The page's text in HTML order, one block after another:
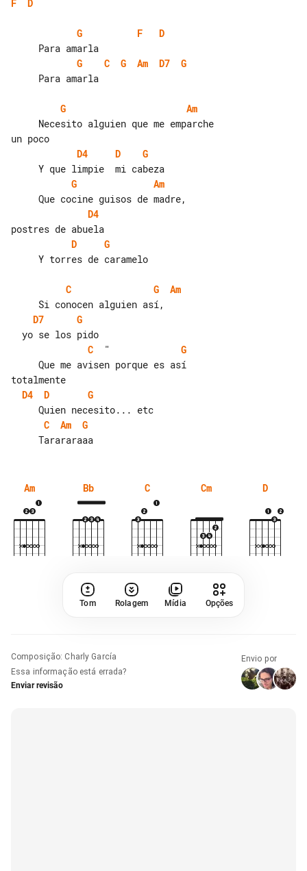
F D
G F
D
G
C G Am D7
G
G
Am
D4
D
G
G
Am
D4
D
G
C G
Am
D7
G
C
  "
G
D4
D
G
C
Am
G
Am Bb C Cm D
Tom Rolagem Mídia Opções
Composição: Charly García
Essa informação está errada?
Enviar revisão
Envio por